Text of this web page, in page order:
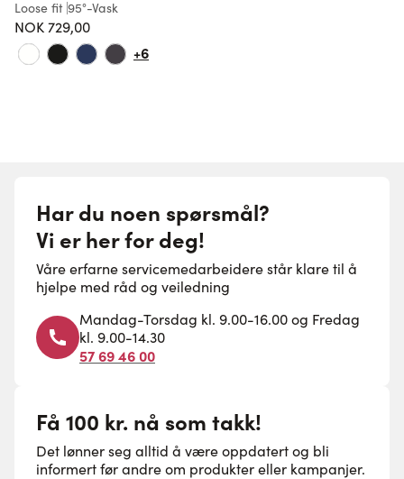
Loose fit 95°-Vask
NOK 729,00
+6
Har du noen spørsmål?
Vi er her for deg!
Våre erfarne servicemedarbeidere står klare til å
hjelpe med råd og veiledning
Mandag-Torsdag kl. 9.00-16.00 og Fredag
kl. 9.00-14.30
57 69 46 00
Få 100 kr. nå som takk!
Det lønner seg alltid å være oppdatert og bli
informert før andre om produkter eller kampanjer.